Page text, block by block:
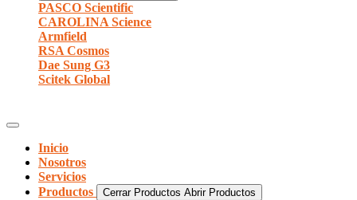
PASCO Scientific
CAROLINA Science
Armfield
RSA Cosmos
Dae Sung G3
Scitek Global
Inicio
Nosotros
Servicios
Productos
Cerrar Productos Abrir Productos